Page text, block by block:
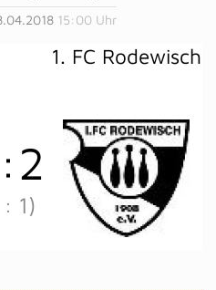
15:00 Uhr
1. FC Rodewisch
: 2
: 1)